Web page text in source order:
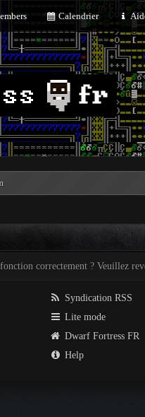
Calendrier
correctement ? Veuillez
Syndication RSS
Lite mode
Dwarf Fortress FR
Help